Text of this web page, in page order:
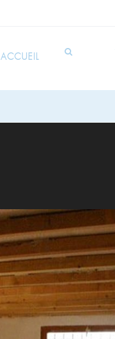
ACCUEIL